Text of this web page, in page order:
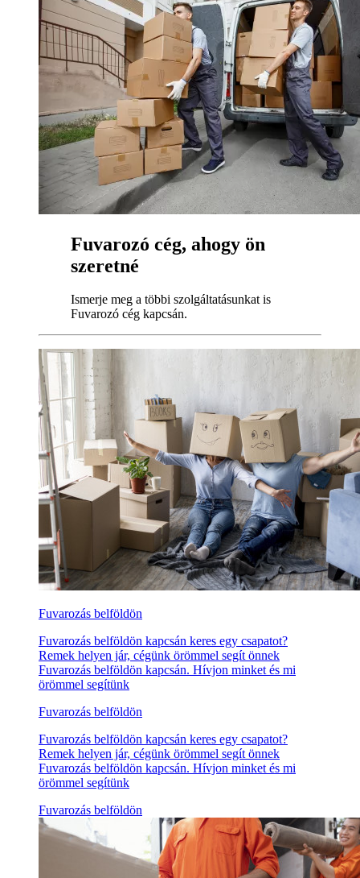
Fuvarozó cég, ahogy ön
szeretné
Ismerje meg a többi szolgáltatásunkat is
Fuvarozó cég kapcsán.
Fuvarozás belföldön
Fuvarozás belföldön kapcsán keres egy csapatot?
Remek helyen jár, cégünk örömmel segít önnek
Fuvarozás belföldön kapcsán. Hívjon minket és mi
örömmel segítünk
Fuvarozás belföldön
Fuvarozás belföldön kapcsán keres egy csapatot?
Remek helyen jár, cégünk örömmel segít önnek
Fuvarozás belföldön kapcsán. Hívjon minket és mi
örömmel segítünk
Fuvarozás belföldön